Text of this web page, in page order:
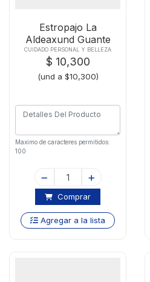
Estropajo La
Aldeaxund Guante
Dedo
CUIDADO PERSONAL Y BELLEZA
$ 10,300
(und a $10,300)
Maximo de caracteres permitidos:
100
Comprar
Agregar a la lista